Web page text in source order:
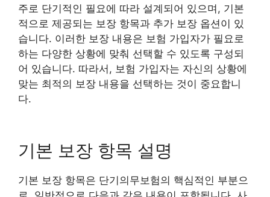
주로 단기적인 필요에 따라 설계되어 있으며, 기본
적으로 제공되는 보장 항목과 추가 보장 옵션이 있
습니다. 이러한 보장 내용은 보험 가입자가 필요로
하는 다양한 상황에 맞춰 선택할 수 있도록 구성되
어 있습니다. 따라서, 보험 가입자는 자신의 상황에
맞는 최적의 보장 내용을 선택하는 것이 중요합니
다.
기본 보장 항목 설명
기본 보장 항목은 단기의무보험의 핵심적인 부분으